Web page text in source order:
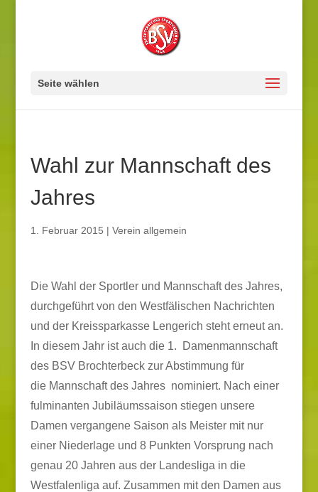
Seite wählen
Wahl zur Mannschaft des
Jahres
1. Februar 2015 | Verein allgemein
Die Wahl der Sportler und Mannschaft des Jahres,
durchgeführt von den Westfälischen Nachrichten
und der Kreissparkasse Lengerich steht erneut an.
In diesem Jahr ist auch die 1. Damenmannschaft
des BSV Brochterbeck zur Abstimmung für
die Mannschaft des Jahres nominiert. Nach einer
fulminanten Jubiläumssaison stiegen unsere
Damen vergangene Saison als Meister mit nur
einer Niederlage und 8 Punkten Vorsprung nach
genau 20 Jahren aus der Landesliga in die
Westfalenliga auf. Zusammen mit den Damen aus